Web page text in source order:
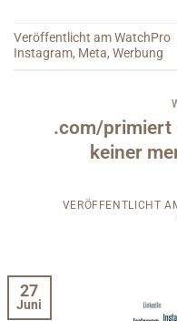
Veröffentlicht amWatchPro
Instagram, Meta, Werbung
.com/primiert
keiner
VERÖFFENTLICHT
27
Juni